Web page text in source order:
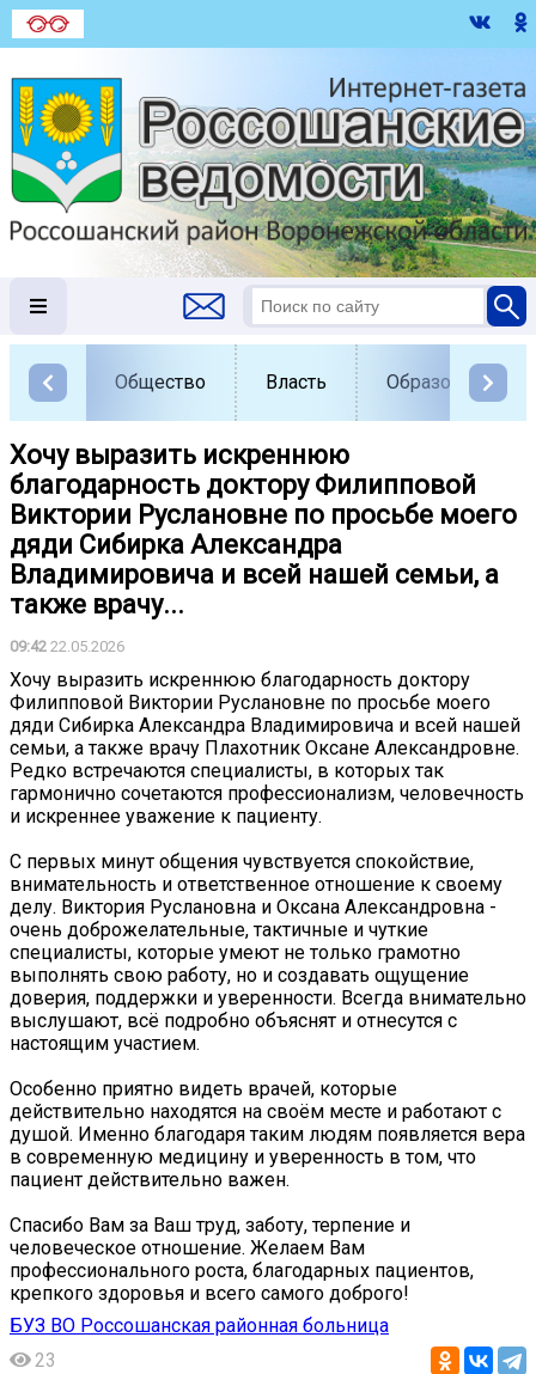
Общество Власть Образование
Хочу выразить искреннюю
благодарность доктору Филипповой
Виктории Руслановне по просьбе моего
дяди Сибирка Александра
Владимировича и всей нашей семьи, а
также врачу...
09:42 22.05.2026
Хочу выразить искреннюю благодарность доктору
Филипповой Виктории Руслановне по просьбе моего
дяди Сибирка Александра Владимировича и всей нашей
семьи, а также врачу Плахотник Оксане Александровне.
Редко встречаются специалисты, в которых так
гармонично сочетаются профессионализм, человечность
и искреннее уважение к пациенту.
С первых минут общения чувствуется спокойствие,
внимательность и ответственное отношение к своему
делу. Виктория Руслановна и Оксана Александровна -
очень доброжелательные, тактичные и чуткие
специалисты, которые умеют не только грамотно
выполнять свою работу, но и создавать ощущение
доверия, поддержки и уверенности. Всегда внимательно
выслушают, всё подробно объяснят и отнесутся с
настоящим участием.
Особенно приятно видеть врачей, которые
действительно находятся на своём месте и работают с
душой. Именно благодаря таким людям появляется вера
в современную медицину и уверенность в том, что
пациент действительно важен.
Спасибо Вам за Ваш труд, заботу, терпение и
человеческое отношение. Желаем Вам
профессионального роста, благодарных пациентов,
крепкого здоровья и всего самого доброго!
БУЗ ВО Россошанская районная больница
23